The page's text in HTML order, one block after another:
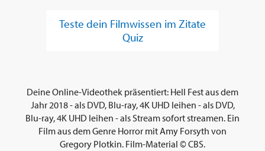
Teste dein Filmwissen im Zitate
Quiz
Deine Online-Videothek präsentiert: Hell Fest aus dem
Jahr 2018 - als DVD, Blu-ray, 4K UHD leihen - als DVD,
Blu-ray, 4K UHD leihen - als Stream sofort streamen. Ein
Film aus dem Genre Horror mit Amy Forsyth von
Gregory Plotkin. Film-Material © CBS.